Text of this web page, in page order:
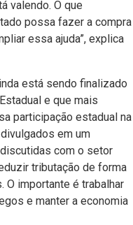
valendo. O que
possa fazer a compra
essa ajuda”, explica
está sendo finalizado
e que mais
participação estadual na
em um
com o setor
tributação de forma
O importante é trabalhar
e manter a economia